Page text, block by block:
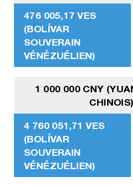
476 005,17 VES
(BOLÍVAR
SOUVERAIN
VÉNÉZUÉLIEN)
1 000 000 CNY
CHINOIS)
4 760 051,71 VES
(BOLÍVAR
SOUVERAIN
VÉNÉZUÉLIEN)